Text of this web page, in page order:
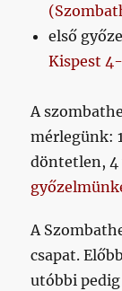
első
Kispest
A
mérlegünk:
döntetlen, 4
A
csapat.
utóbbi